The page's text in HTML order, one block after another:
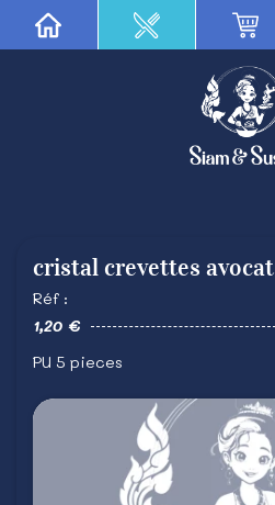
cristal crevettes avocat
Réf :
1,20 €
PU 5 pieces